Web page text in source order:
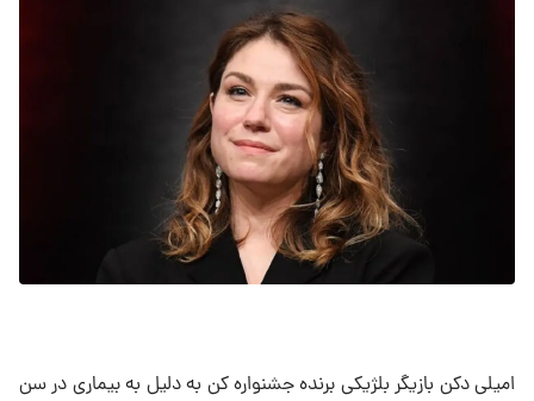
امیلی دکن بازیگر بلژیکی برنده جشنواره کن به دلیل به بیماری در سن